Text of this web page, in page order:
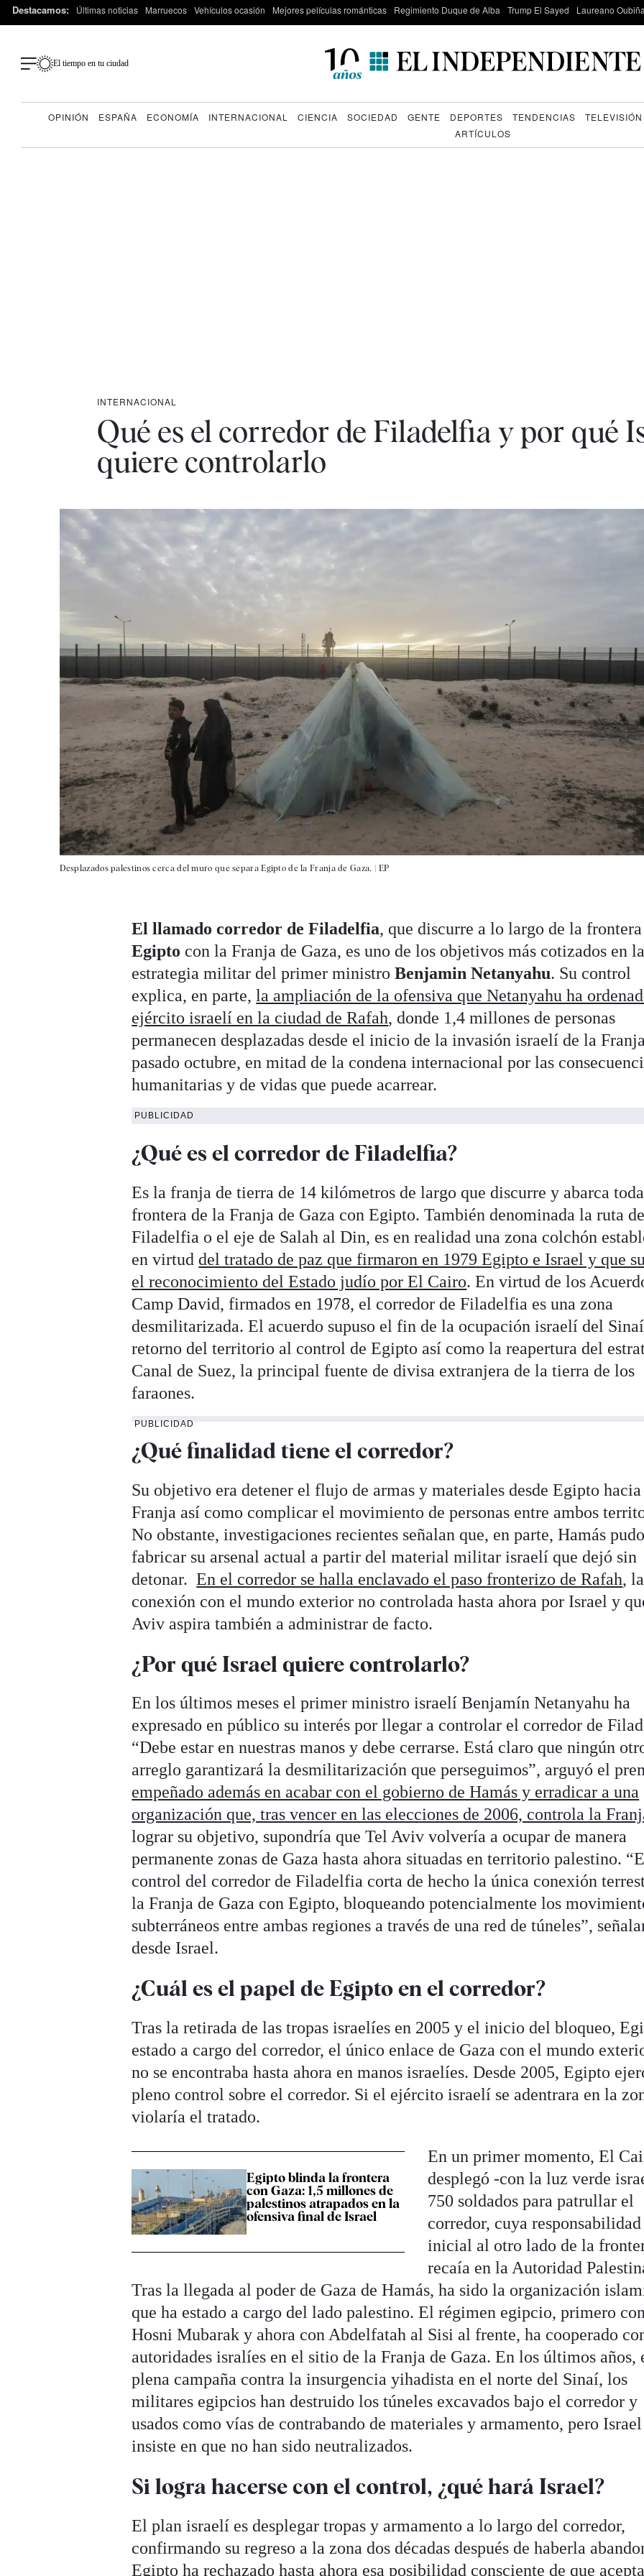
Destacamos: Últimas noticias Marruecos Vehículos ocasión Mejores películas románticas Regimiento Duque de Alba Trump El Sayed Laureano
El tiempo en tu ciudad
OPINIÓN ESPAÑA ECONOMÍA INTERNACIONAL CIENCIA SOCIEDAD GENTE DEPORTES TENDENCIAS
TELEVISIÓN
ARTÍCULOS
INTERNACIONAL
Qué es el corredor de Filadelfia y por qué
quiere controlarlo
Desplazados palestinos cerca del muro que separa Egipto de la Franja de Gaza. | EP
El llamado corredor de Filadelfia, que discurre a lo largo de la
Egipto con la Franja de Gaza, es uno de los objetivos más cotizados en
estrategia militar del primer ministroBenjamin Netanyahu. Su control
explica, en parte,la ampliación de la ofensiva que Netanyahu ha
ejército israelí en la ciudad de Rafah, donde 1,4 millones de personas
permanecen desplazadas desde el inicio de la invasión israelí de la
pasado octubre, en mitad de la condena internacional por las
humanitarias y de vidas que puede acarrear.
PUBLICIDAD
¿Qué es el corredor de Filadelfia?
Es la franja de tierra de 14 kilómetros de largo que discurre y abarca
frontera de la Franja de Gaza con Egipto. También denominada la ruta
Filadelfia o el eje de Salah al Din, es en realidad una zona colchón
en virtuddel tratado de paz que firmaron en 1979 Egipto e Israel y que
el reconocimiento del Estado judío por El Cairo. En virtud de los
Camp David, firmados en 1978, el corredor de Filadelfia es una zona
desmilitarizada. El acuerdo supuso el fin de la ocupación israelí del
retorno del territorio al control de Egipto así como la reapertura del
Canal de Suez, la principal fuente de divisa extranjera de la tierra de los
faraones.
PUBLICIDAD
¿Qué finalidad tiene el corredor?
Su objetivo era detener el flujo de armas y materiales desde Egipto
Franja así como complicar el movimiento de personas entre ambos
No obstante, investigaciones recientes señalan que, en parte, Hamás
fabricar su arsenal actual a partir del material militar israelí que dejó sin
detonar.En el corredor se halla enclavado el paso fronterizo de Rafah,
conexión con el mundo exterior no controlada hasta ahora por Israel y
Aviv aspira también a administrar de facto.
¿Por qué Israel quiere controlarlo?
En los últimos meses el primer ministro israelí Benjamín Netanyahu ha
expresado en público su interés por llegar a controlar el corredor de
“Debe estar en nuestras manos y debe cerrarse. Está claro que ningún
arreglo garantizará la desmilitarización que perseguimos”, arguyó el
empeñado además en acabar con el gobierno de Hamás y erradicar a una
organización que, tras vencer en las elecciones de 2006, controla la
lograr su objetivo, supondría que Tel Aviv volvería a ocupar de manera
permanente zonas de Gaza hasta ahora situadas en territorio palestino.
control del corredor de Filadelfia corta de hecho la única conexión
la Franja de Gaza con Egipto, bloqueando potencialmente los
subterráneos entre ambas regiones a través de una red de túneles”,
desde Israel.
¿Cuál es el papel de Egipto en el corredor?
Tras la retirada de las tropas israelíes en 2005 y el inicio del bloqueo,
estado a cargo del corredor, el único enlace de Gaza con el mundo
no se encontraba hasta ahora en manos israelíes. Desde 2005, Egipto
pleno control sobre el corredor. Si el ejército israelí se adentrara en la
violaría el tratado.
Egipto blinda la frontera
con Gaza: 1,5 millones de
palestinos atrapados en la
ofensiva final de Israel
En un primer momento, El
desplegó -con la luz verde
750 soldados para patrullar el
corredor, cuya responsabilidad
inicial al otro lado de la
recaía en la Autoridad
Tras la llegada al poder de Gaza de Hamás, ha sido la organización
que ha estado a cargo del lado palestino. El régimen egipcio, primero
Hosni Mubarak y ahora con Abdelfatah al Sisi al frente, ha cooperado
autoridades isralíes en el sitio de la Franja de Gaza. En los últimos años,
plena campaña contra la insurgencia yihadista en el norte del Sinaí, los
militares egipcios han destruido los túneles excavados bajo el corredor y
usados como vías de contrabando de materiales y armamento, pero Israel
insiste en que no han sido neutralizados.
Si logra hacerse con el control, ¿qué hará Israel?
El plan israelí es desplegar tropas y armamento a lo largo del corredor,
confirmando su regreso a la zona dos décadas después de haberla
Egipto ha rechazado hasta ahora esa posibilidad consciente de que